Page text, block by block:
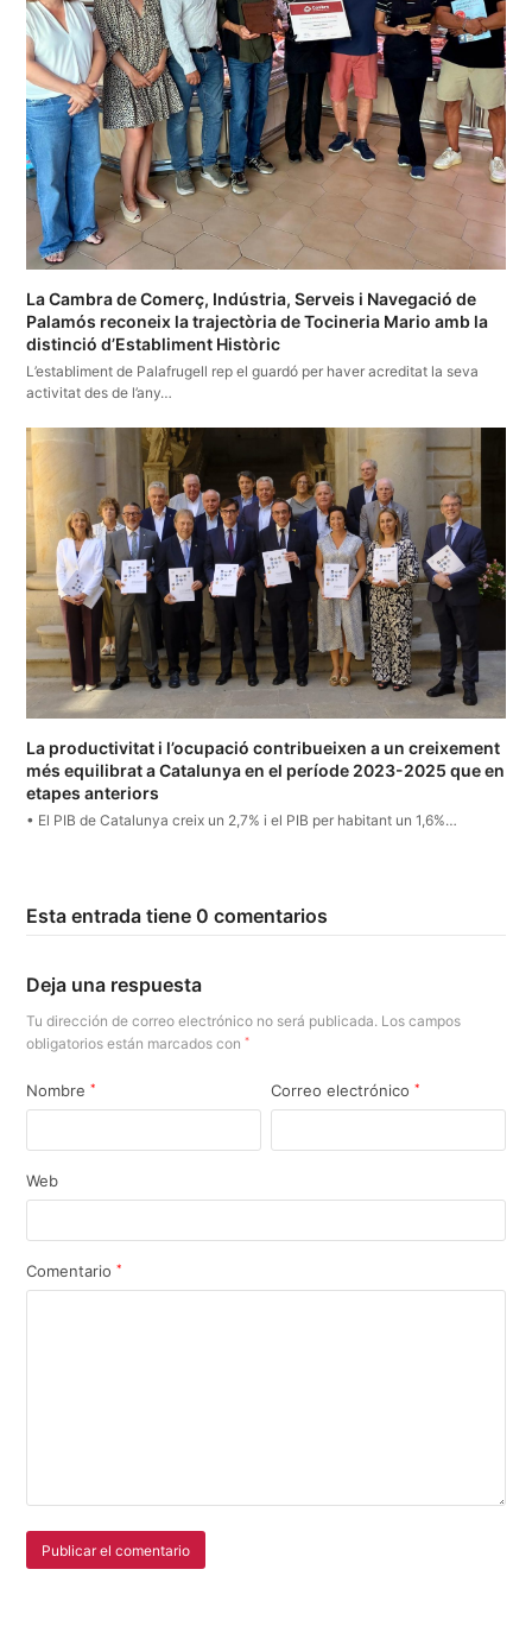
La Cambra de Comerç, Indústria, Serveis i Navegació de
Palamós reconeix la trajectòria de Tocineria Mario amb la
distinció d’Establiment Històric
L’establiment de Palafrugell rep el guardó per haver acreditat la seva
activitat des de l’any…
La productivitat i l’ocupació contribueixen a un creixement
més equilibrat a Catalunya en el període 2023-2025 que en
etapes anteriors
• El PIB de Catalunya creix un 2,7% i el PIB per habitant un 1,6%…
Esta entrada tiene 0 comentarios
Deja una respuesta
Tu dirección de correo electrónico no será publicada. Los campos
obligatorios están marcados con*
Nombre* Correo electrónico*
Web
Comentario*